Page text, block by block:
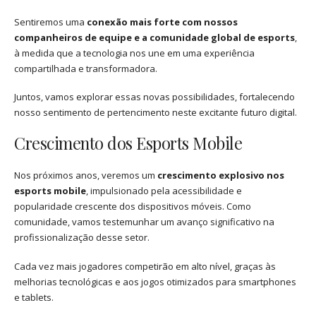
Sentiremos uma conexão mais forte com nossos
companheiros de equipe e a comunidade global de esports,
à medida que a tecnologia nos une em uma experiência
compartilhada e transformadora.
Juntos, vamos explorar essas novas possibilidades, fortalecendo
nosso sentimento de pertencimento neste excitante futuro digital.
Crescimento dos Esports Mobile
Nos próximos anos, veremos um crescimento explosivo nos
esports mobile, impulsionado pela acessibilidade e
popularidade crescente dos dispositivos móveis. Como
comunidade, vamos testemunhar um avanço significativo na
profissionalização desse setor.
Cada vez mais jogadores competirão em alto nível, graças às
melhorias tecnológicas e aos jogos otimizados para smartphones
e tablets.